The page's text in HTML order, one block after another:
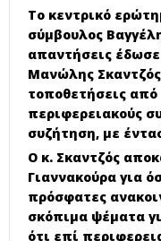
Το κεντρικό
σύμβουλος
απαντήσεις έδωσε
Μανώλης
τοποθετήσεις
περιφερειακούς
συζήτηση, με
Ο κ. Σκαντζός
Γιαννακούρα για
πρόσφατες
σκόπιμα ψέματα
ότι επί